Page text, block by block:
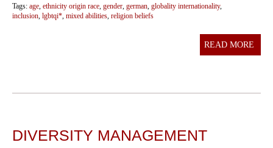
Tags: age, ethnicity origin race, gender, german, globality internationality,
inclusion, lgbtqi*, mixed abilities, religion beliefs
READ MORE
DIVERSITY MANAGEMENT